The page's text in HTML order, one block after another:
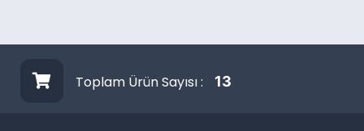
Toplam Ürün Sayısı : 13